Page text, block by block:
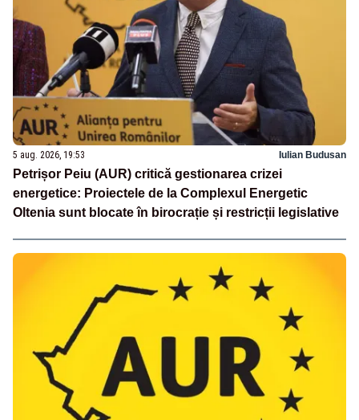
5 aug. 2026, 19:53 Iulian Budusan
Petrișor Peiu (AUR) critică gestionarea crizei
energetice: Proiectele de la Complexul Energetic
Oltenia sunt blocate în birocrație și restricții legislative